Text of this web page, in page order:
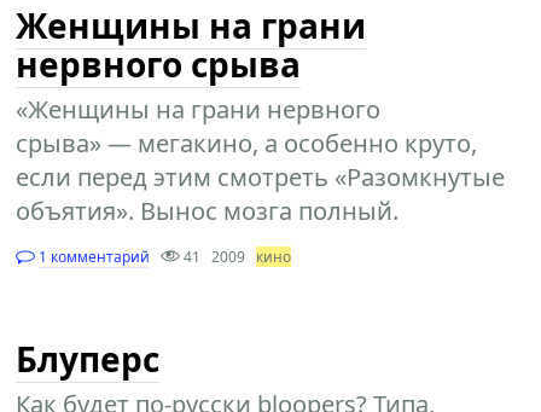
Женщины на грани
нервного срыва
«Женщины на грани нервного
срыва» — мегакино, а особенно круто,
если перед этим смотреть «Разомкнутые
объятия». Вынос мозга полный.
1 комментарий 41 2009 кино
Блуперс
Как будет по-русски bloopers? Типа,